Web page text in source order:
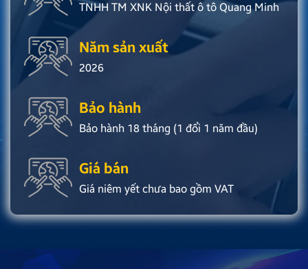
TNHH TM XNK Nội thất ô tô Quang Minh
Năm sản xuất
2026
Bảo hành
Bảo hành 18 tháng (1 đổi 1 năm đầu)
Giá bán
Giá niêm yết chưa bao gồm VAT